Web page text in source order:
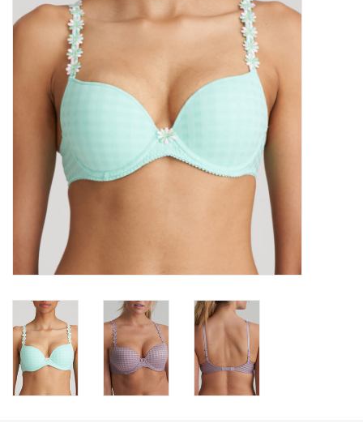
Badmode
Lingerie-accessoires
Cartes-cadeaux